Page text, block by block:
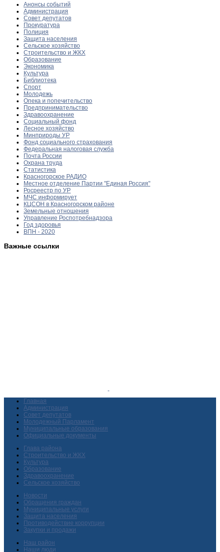
Анонсы событий
Администрация
Совет депутатов
Прокуратура
Полиция
Защита населения
Сельское хозяйство
Строительство и ЖКХ
Образование
Экономика
Культура
Библиотека
Спорт
Молодежь
Опека и попечительство
Предпринимательство
Здравоохранение
Социальный фонд
Лесное хозяйство
Минприроды УР
Фонд социального страхования
Федеральная налоговая служба
Почта России
Охрана труда
Статистика
Красногорское РАДИО
Местное отделение Партии "Единая Россия"
Росреестр по УР
МЧС информирует
КЦСОН в Красногорском районе
Земельные отношения
Управление Роспотребнадзора
Год здоровья
ВПН - 2020
Важные ссылки
Главная
Администрация
Совет депутатов
Молодежный Парламент
Муниципальные образования
Официальные документы
Глава района
Строительство и ЖКХ
Культура
Образование
Здравоохранение
Сельское хозяйство
Новости
Обращения граждан
Муниципальные услуги
Защита населения
Противодействие коррупции
Закупки и продажи
Наш район
Наши люди